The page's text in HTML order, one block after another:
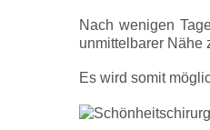
Nach wenigen
unmittelbarer Nähe
Es wird somit